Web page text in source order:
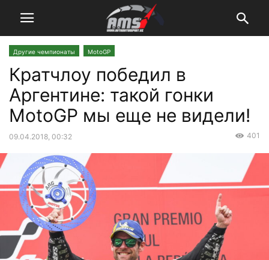
Другие чемпионаты MotoGP
Кратчлоу победил в
Аргентине: такой гонки
MotoGP мы еще не видели!
09.04.2018, 00:32 401